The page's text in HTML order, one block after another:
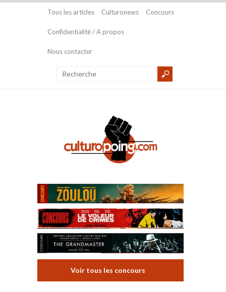
Tous les articles Culturonews Concours
Confidentialité / A propos
Nous contacter
Voir tous les concours